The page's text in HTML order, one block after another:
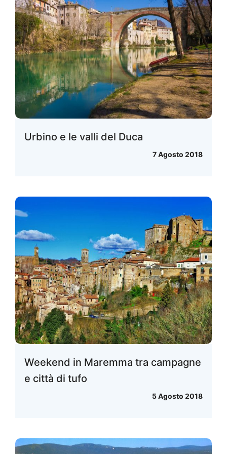
Urbino e le valli del Duca
7 Agosto 2018
Weekend in Maremma tra campagne
e città di tufo
5 Agosto 2018